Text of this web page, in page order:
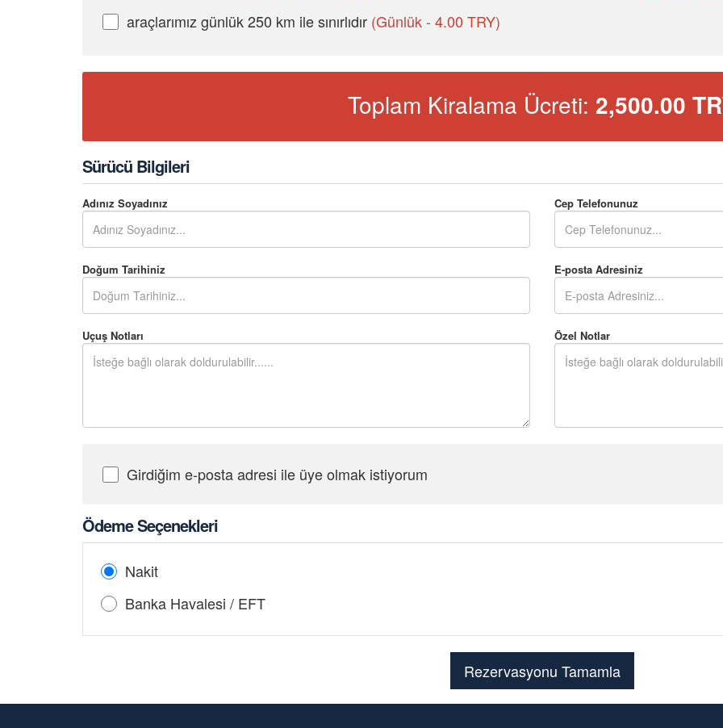
araçlarımız günlük 250 km ile sınırlıdır (Günlük - 4.00 TRY)
Toplam Kiralama Ücreti: 2,500.00
Sürücü Bilgileri
Adınız Soyadınız
Doğum Tarihiniz
Uçuş Notları
Cep Telefonunuz
E-posta Adresiniz
Özel Notlar
Girdiğim e-posta adresi ile üye olmak istiyorum
Ödeme Seçenekleri
Nakit
Banka Havalesi / EFT